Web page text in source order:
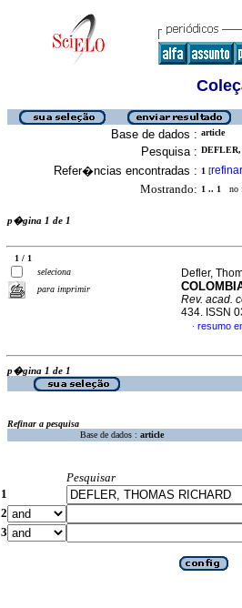
Base de dados : article
Pesquisa :
Refer�ncias encontradas : 1 [refinar
Mostrando: 1 .. 1 no
p�gina 1 de 1
1 / 1
seleciona
para imprimir
Defler,
Rev. acad.
434. ISSN
· resumo
p�gina 1 de 1
Refinar a pesquisa
Base de dados : article
Pesquisar
1
2
3